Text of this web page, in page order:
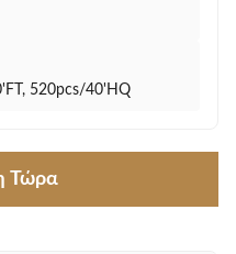
520pcs/40'HQ
Τώρα